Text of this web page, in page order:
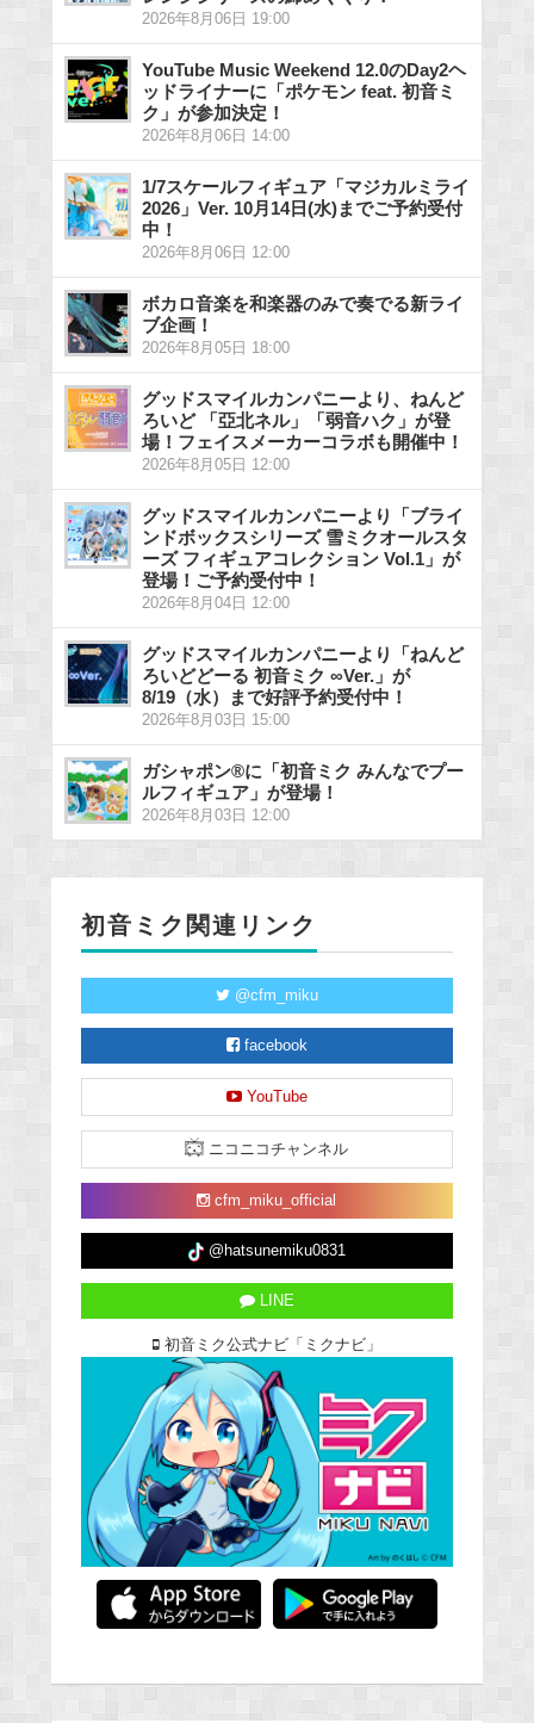
2026年8月06日 19:00
YouTube Music Weekend 12.0のDay2ヘ
ッドライナーに「ポケモン feat. 初音ミ
ク」が参加決定！
2026年8月06日 14:00
1/7スケールフィギュア「マジカルミライ
2026」Ver. 10月14日(水)までご予約受付
中！
2026年8月06日 12:00
ボカロ音楽を和楽器のみで奏でる新ライ
ブ企画！
2026年8月05日 18:00
グッドスマイルカンパニーより、ねんど
ろいど 「亞北ネル」「弱音ハク」が登
場！フェイスメーカーコラボも開催中！
2026年8月05日 12:00
グッドスマイルカンパニーより「ブライ
ンドボックスシリーズ 雪ミクオールスタ
ーズ フィギュアコレクション Vol.1」が
登場！ご予約受付中！
2026年8月04日 12:00
グッドスマイルカンパニーより「ねんど
ろいどどーる 初音ミク ∞Ver.」が
8/19（水）まで好評予約受付中！
2026年8月03日 15:00
ガシャポン®に「初音ミク みんなでプー
ルフィギュア」が登場！
2026年8月03日 12:00
初音ミク関連リンク
@cfm_miku
facebook
YouTube
ニコニコチャンネル
cfm_miku_official
@hatsunemiku0831
LINE
初音ミク公式ナビ「ミクナビ」